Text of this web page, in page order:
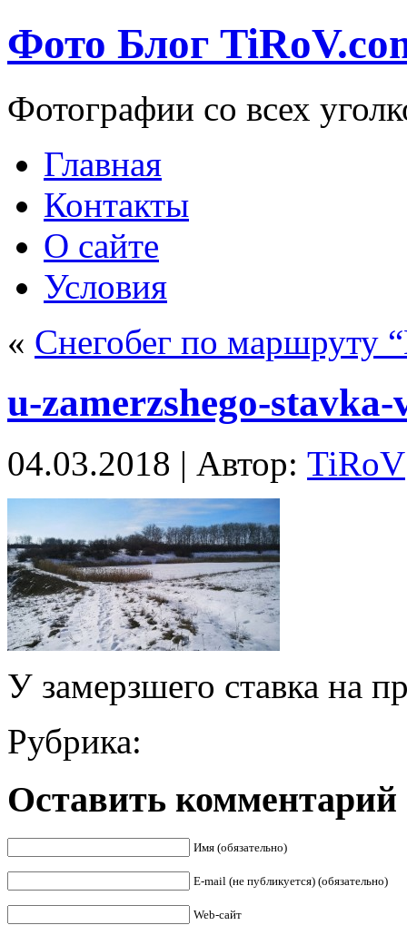
Фото Блог
Фотографии со всех
Главная
Контакты
О сайте
Условия
« Снегобег по
u-zamerzshego-
04.03.2018 | Автор: TiRoV
У замерзшего ставка на
Рубрика:
Оставить комментарий
Имя (обязательно)
E-mail (не публикуется) (обязательно)
Web-сайт